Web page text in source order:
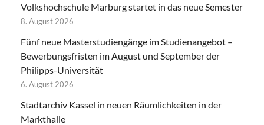
Volkshochschule Marburg startet in das neue Semester
8. August 2026
Fünf neue Masterstudiengänge im Studienangebot –
Bewerbungsfristen im August und September der
Philipps-Universität
6. August 2026
Stadtarchiv Kassel in neuen Räumlichkeiten in der
Markthalle